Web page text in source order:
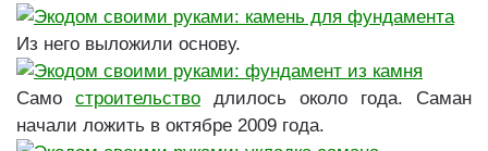
Из него выложили основу.
Само строительство длилось около года. Саман
начали ложить в октябре 2009 года.